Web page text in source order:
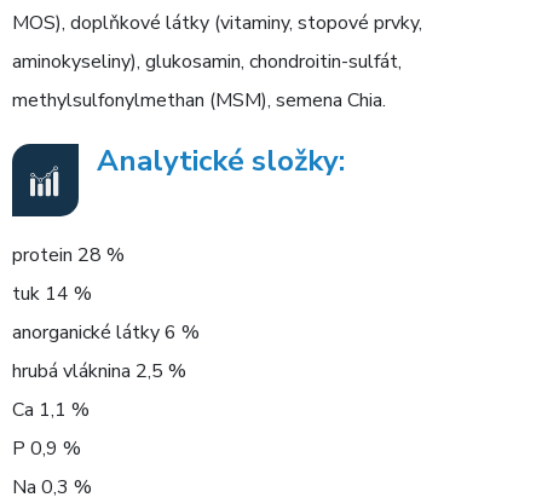
MOS), doplňkové látky (vitaminy, stopové prvky,
aminokyseliny), glukosamin, chondroitin-sulfát,
methylsulfonylmethan (MSM), semena Chia.
Analytické složky:
protein 28 %
tuk 14 %
anorganické látky 6 %
hrubá vláknina 2,5 %
Ca 1,1 %
P 0,9 %
Na 0,3 %